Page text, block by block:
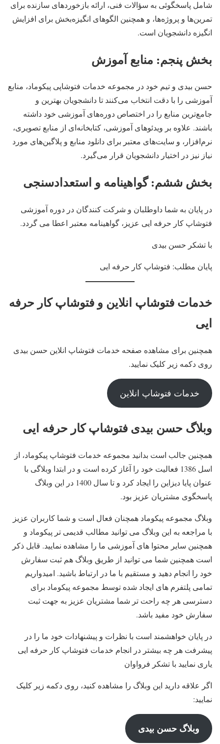
شامل پاسخگوئی به سؤالات فنی، ارائه بازخوردهای سازنده برای
تمرین‌ها و پروژه‌ها، و همچنین الگوهای انگیزه‌بخش برای افزایش
انگیزه دانشجویان است.
بخش پنجم: منابع آموزش
حسن بیدی و تیم خود در مجموعه خدمات فتوشاپی پیکوماد، منابع
آموزشی را با دقت انتخاب می‌کنند تا دانشجویان بهترین و
جامع‌ترین منابع را در اختصاص دوره‌های آموزشی خود داشته
باشند. علاوه بر ویدئوهای آموزشی، کتابخانه‌ای از منابع تصویری،
نرم‌افزار، و سایت‌های معتبر برای دانلود منابع و پلاگین‌های مورد
نیاز نیز در اختیار دانشجویان قرار می‌گیرد.
بخش ششم: گواهینامه و استعدادسنجی
در پایان به شما داوطلبان و شرکت کنندگان در دوره آموزشی
فتوشاپ کار حرفه ایی عزیز، گواهینامه معتبر اعطا می گردد.
با تشکر حسن بیدی
پایان مطلب: فتوشاپ کار حرفه ایی
خدمات فتوشاپ انلاین و فتوشاپ کار حرفه
ایی
همچنین برای مشاهده صفحه خدمات فتوشاپ انلاین حسن بیدی
روی دکمه زیر کلیک نمایید.
خدمات فتوشاپ انلاین
وبلاگ حسن بیدی فتوشاپ کار حرفه ایی
همچنین جالب است بدانید مجموعه خدمات فتوشاپ پیکوماد، از
اسل 1386 فعالیت خود را آغاز کرده است و در ابتدا وبلاگی با
عنوان پایا دیزاین را ایجاد کرد و تا سال 1400 در این وبلاگ
پاسخگوی مشتریان عزیز بود.
وبلاگ مجموعه پیکوماد همچنان فعال است و شما کاربران عزیز
با مراجعه به این وبلاگ می توانید مطالب قدیمی تر پیکوماد و
همچنین سایر محتوا های آموزشی ما را مشاهده نمایید. قابل ذکر
است همچنین شما می توانید از طریق وبلاگ هم ثبت سفارش
خود را انجام دهید و مستقیم با ما در ارتباط باشید. امیدواریم
تمامی پلتفرم های ایجاد شده توسط مجموعه پیکوماد برای
دسترسی هر چه راحت تر شما مشتریان عزیز به جهت ثبت
سفارش خود مفید باشد.
در پایان خواهشمند است با نظرات و پیشنهادات خود ما را در
پیشرفت هر چه بیشتر در انجام خدمات فتوشاپ کار حرفه ایی
یاری نمایید با تشکر فرواوان
اگر علاقه دارید این وبلاگ را مشاهده کنید، روی دکمه زیر کلیک
نمایید:
وبلاگ حسن بیدی